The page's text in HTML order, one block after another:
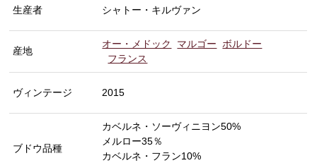
生産者 シャトー・キルヴァン
産地
オー・メドック マルゴー ボルドー
フランス
ヴィンテージ 2015
ブドウ品種
カベルネ・ソーヴィニヨン50%
メルロー35％
カベルネ・フラン10%